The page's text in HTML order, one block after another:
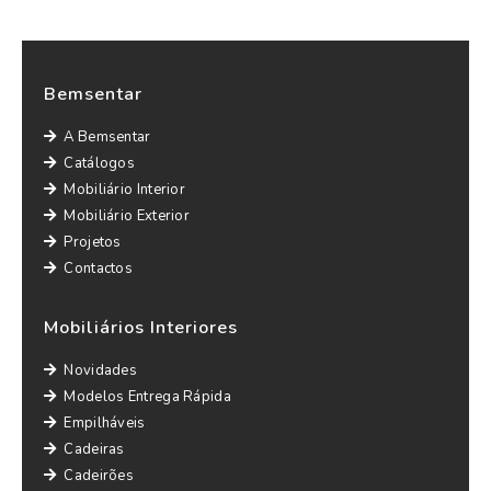
Bemsentar
A Bemsentar
Catálogos
Mobiliário Interior
Mobiliário Exterior
Projetos
Contactos
Mobiliários Interiores
Novidades
Modelos Entrega Rápida
Empilháveis
Cadeiras
Cadeirões